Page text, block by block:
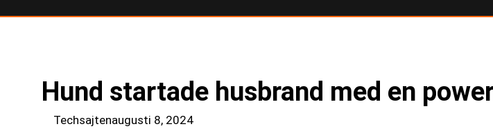
Hund startade husbrand med en
Techsajtenaugusti 8, 2024